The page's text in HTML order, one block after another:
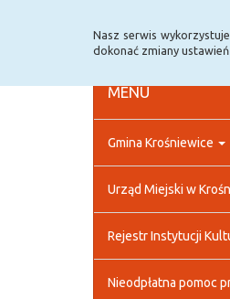
Nasz serwis
dokonać zmiany
MENU
Gmina Krośniewice
Urząd Miejski w
Rejestr Instytucji
Nieodpłatna pomoc